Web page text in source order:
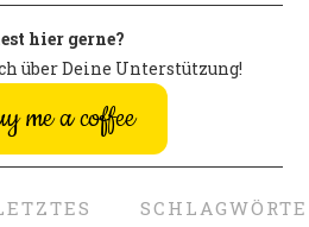
hier gerne?
über Deine Unterstützung!
me a coffee